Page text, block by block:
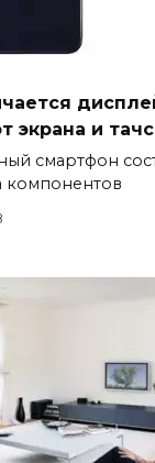
экрана и
смартфон
компонентов